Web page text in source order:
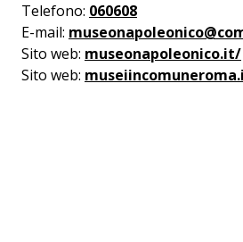
Telefono: 060608
E-mail:
Sito web: museonapoleonico.it/
Sito web: